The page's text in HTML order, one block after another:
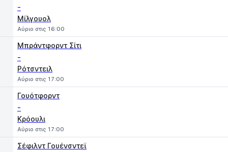
-
Μίλγουολ
Αύριο στις 16:00
Μπράντφορντ Σίτι
-
Ρότσντειλ
Αύριο στις 17:00
Γουότφορντ
-
Κρόουλι
Αύριο στις 17:00
Σέφιλντ Γουένσντεϊ